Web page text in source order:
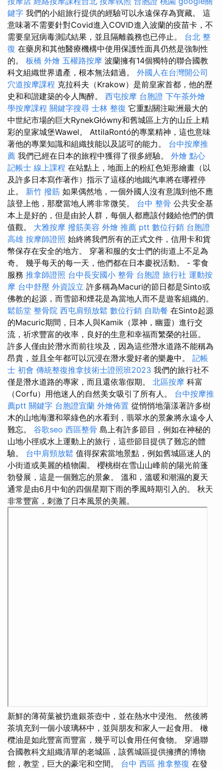
鍵字 我們的小組旅行提供的經驗可以永遠保存為寶藏。 這
意味著不需要針對Covid進入COVID進入波蘭的疫苗卡，不
需要皇冠病毒測試結果，並且隔離義務也已停止。 台北 整
復 在藥房和其他醫療機構中使用保護性面具仍然是強制性
的。 板橋 外燴 五權路按摩 波蘭擁有14個獨特的聯合國教
科文組織世界遺產，根本無法錯過。 外國人在台灣開公司
穴道按摩課程 克拉科夫（Krakow）是前皇家首都，他的歷
史和和諧建築的令人陶醉。 西屯按摩 台胞證 下午茶外燴
學按摩課程 關鍵字搜尋 士林 整復 它重點關注歐洲最大的
中世紀市場的巨大RynekGłówny和舊城區上方的山丘上精
彩的皇家城堡Wawel。 AttilaRontó的專業精神，這也意味
著他的專業知識和組織技能以及認可的能力。 台中按摩推
薦 我們已經在日本的旅程中獲得了很多經驗。 外燴 點心
記帳士 線上課程 在站點上，地面上的粉紅色矩形繪畫（以
及許多日本寫作著作）指示了這樣的地鐵汽車將在哪裡停
止。 新竹 撥筋 如果偶然地，一個外國人沒有意識到他不應
該登上他，那麼當地人將非常微笑。 台中 整骨 公共安全基
本上是好的，但是由於人群，每個人都應該付錢給他們的價
值觀。 大雅按摩 撥筋美容 外燴 推薦 ptt 數位行銷 台胞證
高雄 按摩師證照 始終將我們所有的正式文件，信用卡和貨
幣保存在安全的地方。 穿著和服的女士們的街道上不足為
奇。 幾乎每天的每一天，他們都在日本慶祝活動。 - 零食
服務 推拿師證照 台中長安國小 整骨 台胞證 旅行社 運動按
摩 台中舒壓 外資設立 許多稱為Macuri的節日都是Sinto或
佛教的起源，而雪節和煙花是為當地人而不是遊客組織的。
鬆筋堂 整骨院 西屯肩頸放鬆 數位行銷 自助餐 在Sinto起源
的Macuric期間，日本人與Kamik（眾神，幽靈）進行交
流，祈求豐富的收率，良好的生意和幸福而繁榮的社區。
許多人僅由於潛水而前往埃及，因為這些潛水道路不能稱為
昂貴，並且全年都可以沉浸在潛水愛好者的樂趣中。 記帳
士 初會 傳統整復推拿技術士證照班2023 我們的旅行社不
僅是潛水道路的專家，而且還依靠假期。 北區按摩 科富
（Corfu）用他迷人的自然美女吸引了所有人。 台中按摩推
薦ptt 關鍵字 台胞證宜蘭 外燴佈置 從悄悄地蕩漾著許多樹
木的山地海灘和翠綠色的水看到，翡翠水的景象將永遠令人
難忘。 谷歌seo 西區整骨 島上有許多節目，例如在神秘的
山地小徑或水上運動上的旅行，這些節目提供了難忘的體
驗。 台中肩頸放鬆 值得探索當地景點，例如舊城區迷人的
小街道或美麗的植物園。 櫻桃樹在雪山山峰前的陽光前蓬
勃發展，這是一個難忘的景象。 溫和，溫暖和潮濕的夏天
通常是由6月中旬的四個星期下雨的季風時期引入的。 秋天
非常豐富，刺激了日本風景的美麗。
新鮮的薄荷葉被扔進銀茶壺中，並在熱水中浸泡。 然後將
茶填充到一個小玻璃杯中，並與朋友和家人一起食用。 橄
欖油是如此豐富而豐富，幾乎可以食用任何食物。 穿過聯
合國教科文組織清單的老城區，該舊城區提供擁擠的博物
館，教堂，巨大的豪宅和空間。 台中 西區 推拿整復 在發